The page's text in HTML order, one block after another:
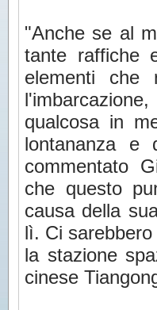
"Anche se al
tante raffiche
elementi che
qualcosa in
lontananza e
commentato
che questo
causa della
lì. Ci
la stazione
cinese